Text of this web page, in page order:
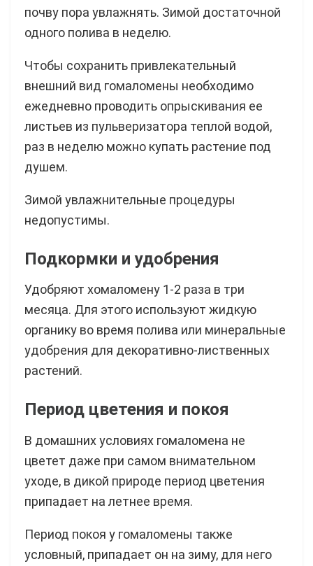
почву пора увлажнять. Зимой достаточной
одного полива в неделю.
Чтобы сохранить привлекательный
внешний вид гомаломены необходимо
ежедневно проводить опрыскивания ее
листьев из пульверизатора теплой водой,
раз в неделю можно купать растение под
душем.
Зимой увлажнительные процедуры
недопустимы.
Подкормки и удобрения
Удобряют хомаломену 1-2 раза в три
месяца. Для этого используют жидкую
органику во время полива или минеральные
удобрения для декоративно-лиственных
растений.
Период цветения и покоя
В домашних условиях гомаломена не
цветет даже при самом внимательном
уходе, в дикой природе период цветения
припадает на летнее время.
Период покоя у гомаломены также
условный, припадает он на зиму, для него